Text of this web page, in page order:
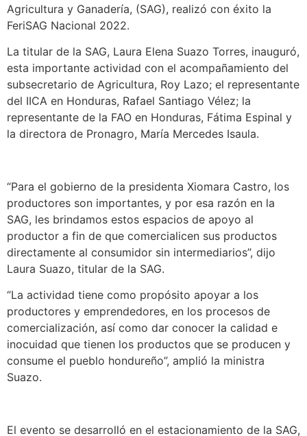
Agricultura y Ganadería, (SAG), realizó con éxito la
FeriSAG Nacional 2022.
La titular de la SAG, Laura Elena Suazo Torres, inauguró,
esta importante actividad con el acompañamiento del
subsecretario de Agricultura, Roy Lazo; el representante
del IICA en Honduras, Rafael Santiago Vélez; la
representante de la FAO en Honduras, Fátima Espinal y
la directora de Pronagro, María Mercedes Isaula.
“Para el gobierno de la presidenta Xiomara Castro, los
productores son importantes, y por esa razón en la
SAG, les brindamos estos espacios de apoyo al
productor a fin de que comercialicen sus productos
directamente al consumidor sin intermediarios”, dijo
Laura Suazo, titular de la SAG.
“La actividad tiene como propósito apoyar a los
productores y emprendedores, en los procesos de
comercialización, así como dar conocer la calidad e
inocuidad que tienen los productos que se producen y
consume el pueblo hondureño”, amplió la ministra
Suazo.
El evento se desarrolló en el estacionamiento de la SAG,